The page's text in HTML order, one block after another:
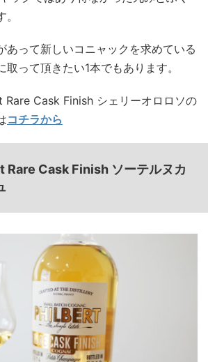
あって新しいコニャックを求めている
って頂きたい1本でもあります。
Cask Finish シェリーオロロソの
コチラから
Cask Finish ソーテルヌカ